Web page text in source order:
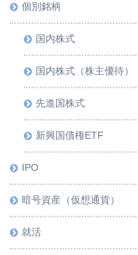
個別銘柄
国内株式
国内株式（株主優待）
先進国株式
新興国債権ETF
IPO
暗号資産（仮想通貨）
就活